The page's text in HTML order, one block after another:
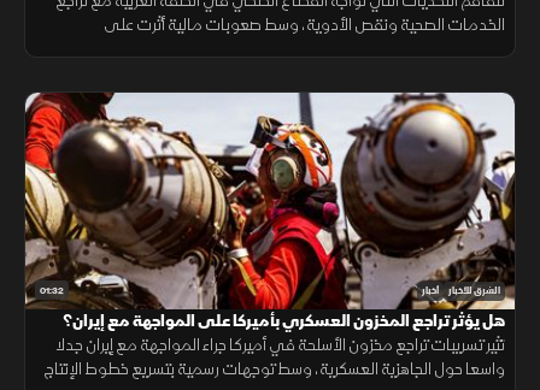
الخدمات الصحية ونقص الأدوية، وسط صعوبات مالية أثرت على
01:32 الشرق للأخبار أخبار
هل يؤثر تراجع المخزون العسكري بأميركا على المواجهة مع إيران؟
تثير تسريبات تراجع مخزون الأسلحة في أميركا جراء المواجهة مع إيران جدلا
واسعا حول الجاهزية العسكرية، وسط توجهات رسمية بتسريع خطوط الإنتاج